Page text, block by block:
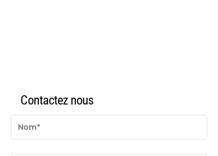
Contactez nous